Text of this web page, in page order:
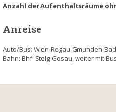
Anzahl der Aufenthaltsräume
Anreise
Auto/Bus: Wien-Regau-Gmunden-
Bahn: Bhf. Stelg-Gosau, weiter mit